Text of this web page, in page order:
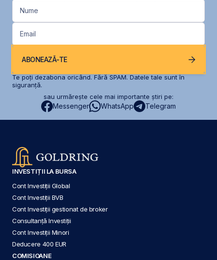
Nume
Email
ABONEAZĂ-TE
Te poți dezabona oricând. Fără SPAM. Datele tale sunt în
siguranță.
sau urmărește cele mai importante știri pe:
Messenger WhatsApp Telegram
INVESTIȚII LA BURSA
Cont Investiții Global
Cont Investiții BVB
Cont Investiții gestionat de broker
Consultanță Investiții
Cont Investiții Minori
Deducere 400 EUR
COMISIOANE